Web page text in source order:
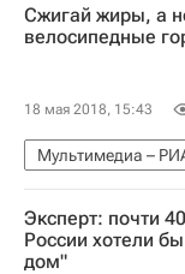
Владимир
Формирование
Россия
Сжигай жиры, а
велосипедные
18 мая 2018, 15:43
Мультимедиа –
Мультимедиа
Городское
Эксперт: почти
России хотели
дом"